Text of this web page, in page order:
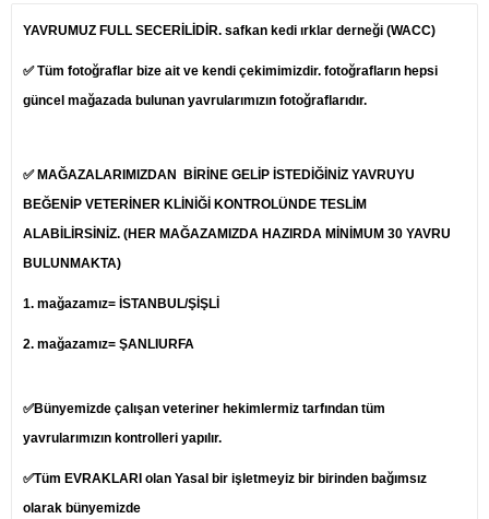
YAVRUMUZ FULL SECERİLİDİR. safkan kedi ırklar derneği (WACC)
✅ Tüm fotoğraflar bize ait ve kendi çekimimizdir. fotoğrafların hepsi
güncel mağazada bulunan yavrularımızın fotoğraflarıdır.
✅ MAĞAZALARIMIZDAN BİRİNE GELİP İSTEDİĞİNİZ YAVRUYU
BEĞENİP VETERİNER KLİNİĞİ KONTROLÜNDE TESLİM
ALABİLİRSİNİZ. (HER MAĞAZAMIZDA HAZIRDA MİNİMUM 30 YAVRU
BULUNMAKTA)
1. mağazamız= İSTANBUL/ŞİŞLİ
2. mağazamız= ŞANLIURFA
✅Bünyemizde çalışan veteriner hekimlermiz tarfından tüm
yavrularımızın kontrolleri yapılır.
✅Tüm EVRAKLARI olan Yasal bir işletmeyiz bir birinden bağımsız
olarak bünyemizde